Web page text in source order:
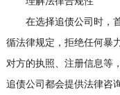
在选择追债公司时，首
循法律规定，拒绝任何暴
对方的执照、注册信息等
追债公司都会提供法律咨